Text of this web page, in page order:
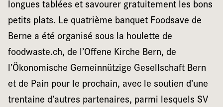
longues tablées et savourer gratuitement les bons
petits plats. Le quatrième banquet Foodsave de
Berne a été organisé sous la houlette de
foodwaste.ch, de l’Offene Kirche Bern, de
l’Ökonomische Gemeinnützige Gesellschaft Bern
et de Pain pour le prochain, avec le soutien d’une
trentaine d’autres partenaires, parmi lesquels SV